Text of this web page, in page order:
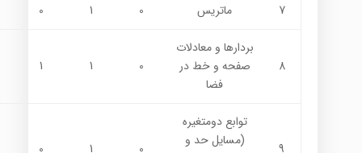
7 ماتريس 0
1
0
8
بردارها و معادلات
صفحه و خط در
فضا
0
1
1
9
توابع دومتغيره
(مسايل حد و
0
1
0